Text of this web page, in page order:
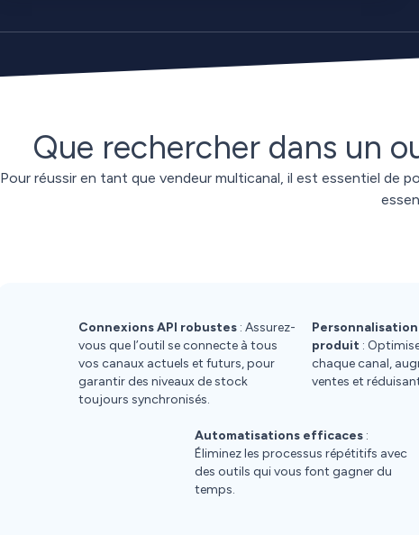
Que rechercher dans un
Pour réussir en tant que vendeur multicanal, il est essentiel de
Connexions API robustes : Assurez-
vous que l’outil se connecte à tous
vos canaux actuels et futurs, pour
garantir des niveaux de stock
toujours synchronisés.
produit :
chaque canal,
ventes et
Automatisations efficaces :
Éliminez les processus répétitifs avec
des outils qui vous font gagner du
temps.